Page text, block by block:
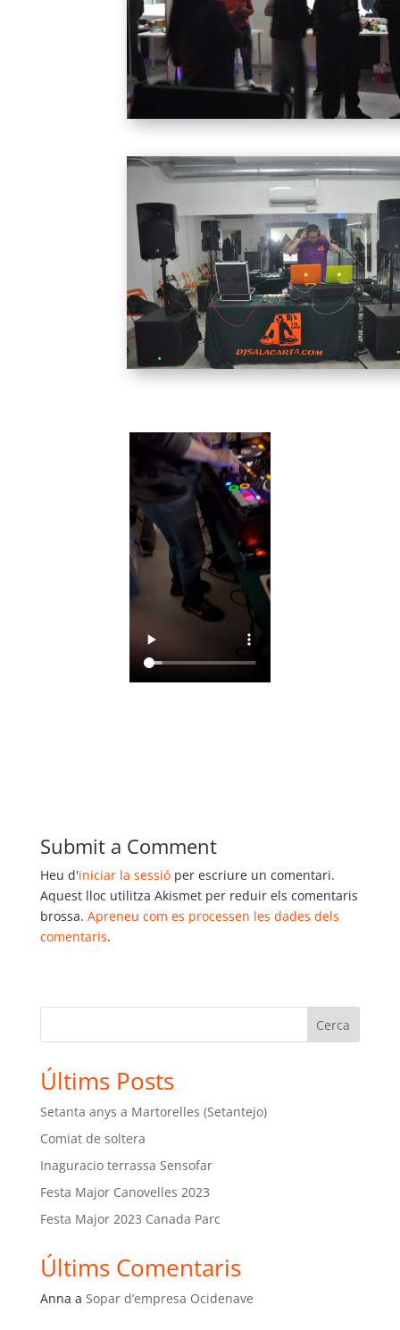
Submit a Comment
Heu d'iniciar la sessióper escriure un comentari.
Aquest lloc utilitza Akismet per reduir els comentaris
brossa. Apreneu com es processen les dades dels
comentaris.
Cerca
Últims Posts
Setanta anys a Martorelles (Setantejo)
Comiat de soltera
Inaguracio terrassa Sensofar
Festa Major Canovelles 2023
Festa Major 2023 Canada Parc
Últims Comentaris
Anna a Sopar d’empresa Ocidenave